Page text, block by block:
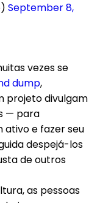
September 8,
vezes se
dump,
projeto divulgam
— para
e fazer seu
despejá-los
de outros
as pessoas